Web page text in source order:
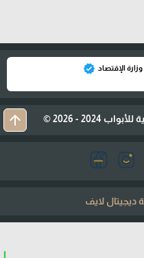
الإقتصاد verified
- 2026 ©
arrow_upward
لايف